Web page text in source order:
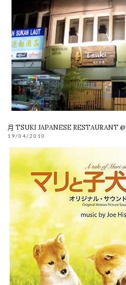
月 TSUKI JAPANESE RESTAURANT
19/04/2010